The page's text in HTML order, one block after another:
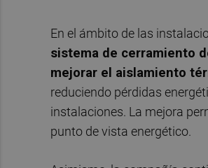
En el ámbito de las
sistema de cerramiento
mejorar el aislamiento
reduciendo pérdidas
instalaciones. La mejora
punto de vista energético.